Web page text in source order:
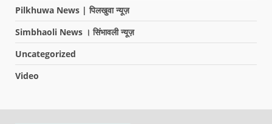
Pilkhuwa News | पिलखुवा न्यूज़
Simbhaoli News । सिंभावली न्यूज़
Uncategorized
Video